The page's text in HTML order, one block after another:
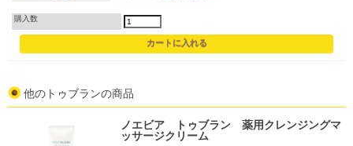
購入数
他のトゥブランの商品
ノエビア トゥブラン 薬用クレンジングマ
ッサージクリーム